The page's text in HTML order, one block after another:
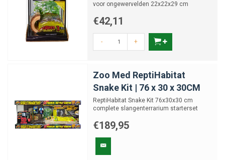
voor ongewervelden 22x22x29 cm
€42,11
- +
Zoo Med ReptiHabitat
Snake Kit | 76 x 30 x 30CM
ReptiHabitat Snake Kit 76x30x30 cm
complete slangenterrarium starterset
€189,95